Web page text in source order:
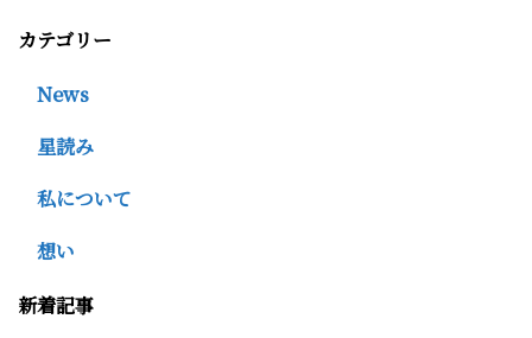
カテゴリー
News
星読み
私について
想い
新着記事